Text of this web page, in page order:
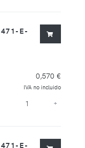
471-E-
0,570 €
IVA no incluido
+
471-E-